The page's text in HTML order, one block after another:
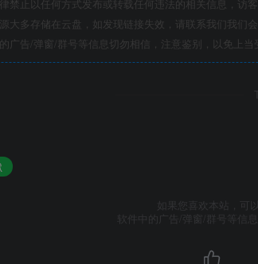
禁止以任何方式发布或转载任何违法的相关信息，访
大多存储在云盘，如发现链接失效，请联系我们我们会
广告/弹窗/群号等信息切勿相信，注意鉴别，以免上当
如果您喜欢本站，可
软件中的广告/弹窗/群号等信